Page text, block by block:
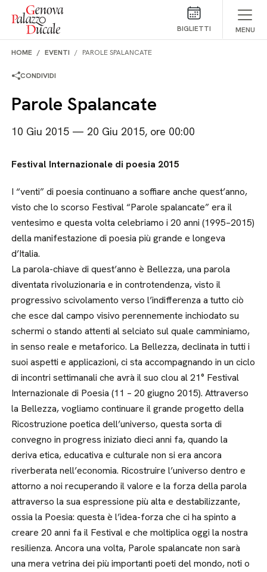
Salta al contenuto
BIGLIETTI MENU
HOME EVENTI PAROLE SPALANCATE
CONDIVIDI
Parole Spalancate
10 Giu 2015 — 20 Giu 2015, ore 00:00
Festival Internazionale di poesia 2015
I “venti” di poesia continuano a soffiare anche quest’anno,
visto che lo scorso Festival “Parole spalancate” era il
ventesimo e questa volta celebriamo i 20 anni (1995–2015)
della manifestazione di poesia più grande e longeva
d’Italia.
La parola-chiave di quest’anno è Bellezza, una parola
diventata rivoluzionaria e in controtendenza, visto il
progressivo scivolamento verso l’indifferenza a tutto ciò
che esce dal campo visivo perennemente inchiodato su
schermi o stando attenti al selciato sul quale camminiamo,
in senso reale e metaforico. La Bellezza, declinata in tutti i
suoi aspetti e applicazioni, ci sta accompagnando in un ciclo
di incontri settimanali che avrà il suo clou al 21° Festival
Internazionale di Poesia (11 – 20 giugno 2015). Attraverso
la Bellezza, vogliamo continuare il grande progetto della
Ricostruzione poetica dell’universo, questa sorta di
convegno in progress iniziato dieci anni fa, quando la
deriva etica, educativa e culturale non si era ancora
riverberata nell’economia. Ricostruire l’universo dentro e
attorno a noi recuperando il valore e la forza della parola
attraverso la sua espressione più alta e destabilizzante,
ossia la Poesia: questa è l’idea-forza che ci ha spinto a
creare 20 anni fa il Festival e che moltiplica oggi la nostra
resilienza. Ancora una volta, Parole spalancate non sarà
una mera vetrina dei più importanti poeti del mondo, noti o